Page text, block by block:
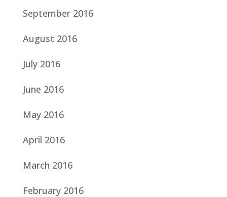
September 2016
August 2016
July 2016
June 2016
May 2016
April 2016
March 2016
February 2016